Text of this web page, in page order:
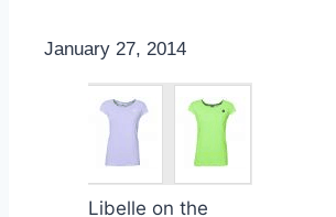
ByNicole
January 27, 2014
Libelle on the